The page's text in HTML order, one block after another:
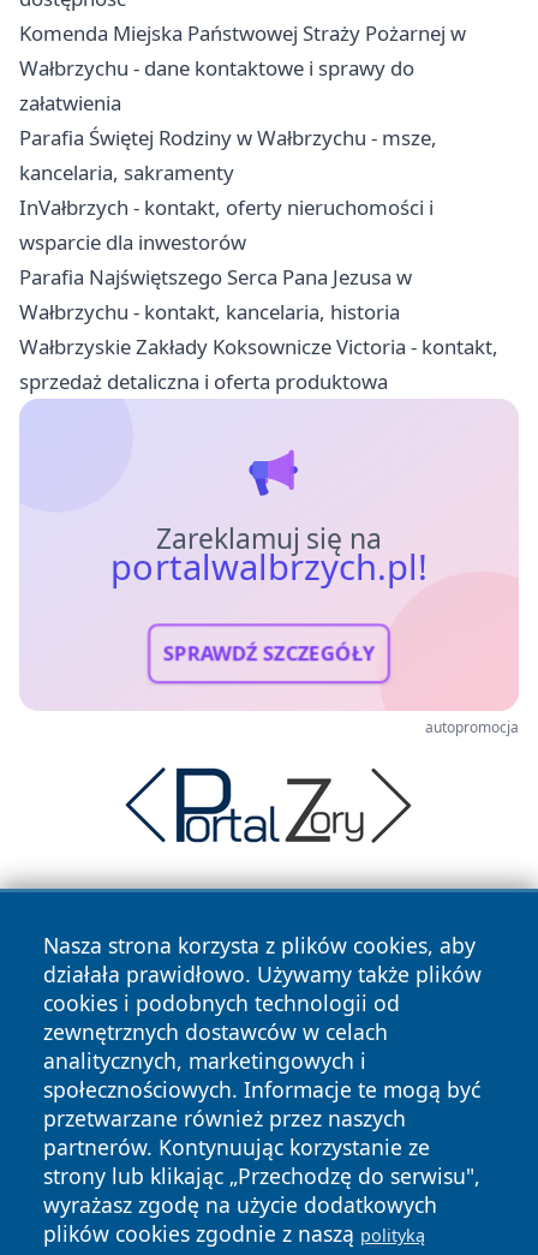
Komenda Miejska Państwowej Straży Pożarnej w
Wałbrzychu - dane kontaktowe i sprawy do
załatwienia
Parafia Świętej Rodziny w Wałbrzychu - msze,
kancelaria, sakramenty
InVałbrzych - kontakt, oferty nieruchomości i
wsparcie dla inwestorów
Parafia Najświętszego Serca Pana Jezusa w
Wałbrzychu - kontakt, kancelaria, historia
Wałbrzyskie Zakłady Koksownicze Victoria - kontakt,
sprzedaż detaliczna i oferta produktowa
Zareklamuj się na
portalwalbrzych.pl!
SPRAWDŹ SZCZEGÓŁY
autopromocja
Nasza strona korzysta z plików cookies, aby
działała prawidłowo. Używamy także plików
cookies i podobnych technologii od
zewnętrznych dostawców w celach
analitycznych, marketingowych i
społecznościowych. Informacje te mogą być
przetwarzane również przez naszych
partnerów. Kontynuując korzystanie ze
strony lub klikając „Przechodzę do serwisu",
wyrażasz zgodę na użycie dodatkowych
plików cookies zgodnie z naszą polityką
Copyright © 2026 portalwalbrzych.pl Wszystkie prawa
zastrzeżone.
News Autorzy
Polityka
Prywatności
Polityka
Cookies